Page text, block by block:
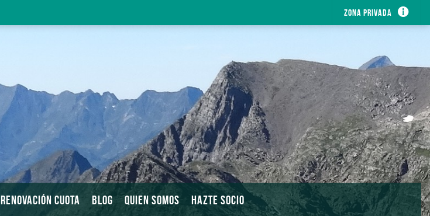
Zona privada
RENOVACIÓN CUOTA BLOG QUIEN SOMOS HAZTE SOCIO